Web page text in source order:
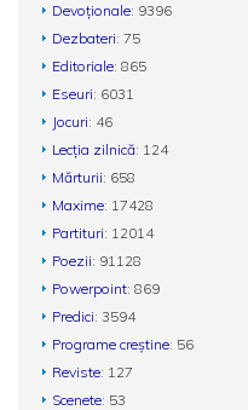
Devoționale: 9396
Dezbateri: 75
Editoriale: 865
Eseuri: 6031
Jocuri: 46
Lecția zilnică: 124
Mărturii: 658
Maxime: 17428
Partituri: 12014
Poezii: 91128
Powerpoint: 869
Predici: 3594
Programe creștine: 56
Reviste: 127
Scenete: 53